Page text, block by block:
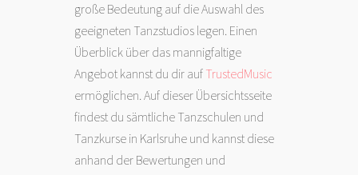
große Bedeutung auf die Auswahl des
geeigneten Tanzstudios legen. Einen
Überblick über das mannigfaltige
Angebot kannst du dir auf TrustedMusic
ermöglichen. Auf dieser Übersichtsseite
findest du sämtliche Tanzschulen und
Tanzkurse in Karlsruhe und kannst diese
anhand der Bewertungen und